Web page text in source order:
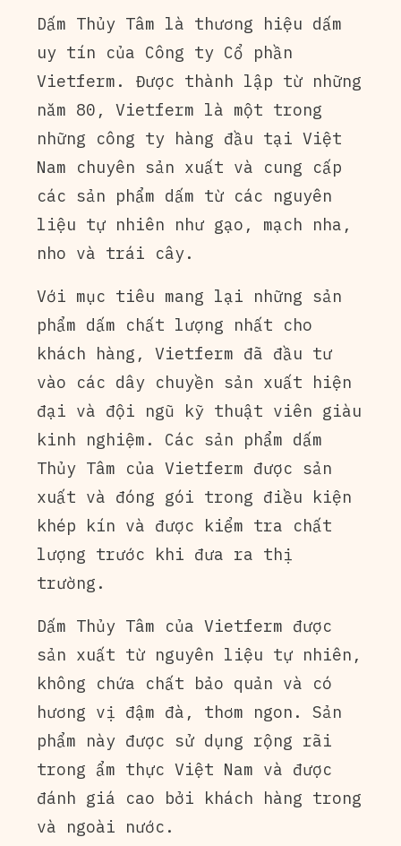
Dấm Thủy Tâm là thương hiệu dấm
uy tín của Công ty Cổ phần
Vietferm. Được thành lập từ những
năm 80, Vietferm là một trong
những công ty hàng đầu tại Việt
Nam chuyên sản xuất và cung cấp
các sản phẩm dấm từ các nguyên
liệu tự nhiên như gạo, mạch nha,
nho và trái cây.
Với mục tiêu mang lại những sản
phẩm dấm chất lượng nhất cho
khách hàng, Vietferm đã đầu tư
vào các dây chuyền sản xuất hiện
đại và đội ngũ kỹ thuật viên giàu
kinh nghiệm. Các sản phẩm dấm
Thủy Tâm của Vietferm được sản
xuất và đóng gói trong điều kiện
khép kín và được kiểm tra chất
lượng trước khi đưa ra thị
trường.
Dấm Thủy Tâm của Vietferm được
sản xuất từ nguyên liệu tự nhiên,
không chứa chất bảo quản và có
hương vị đậm đà, thơm ngon. Sản
phẩm này được sử dụng rộng rãi
trong ẩm thực Việt Nam và được
đánh giá cao bởi khách hàng trong
và ngoài nước.